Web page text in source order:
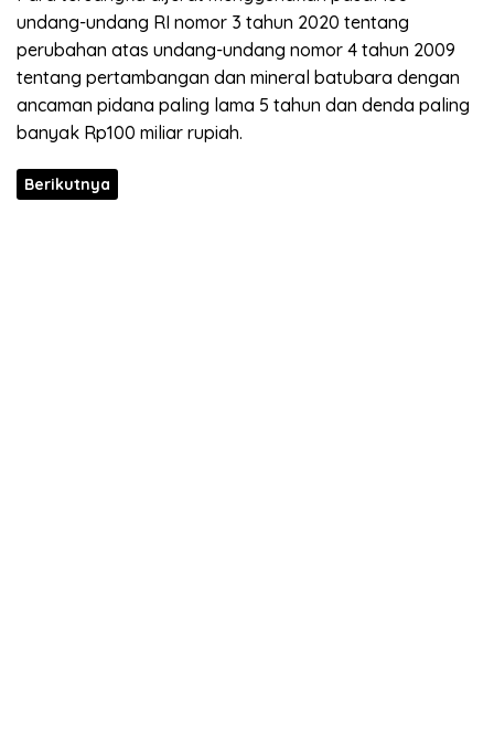
undang-undang RI nomor 3 tahun 2020 tentang
perubahan atas undang-undang nomor 4 tahun 2009
tentang pertambangan dan mineral batubara dengan
ancaman pidana paling lama 5 tahun dan denda paling
banyak Rp100 miliar rupiah.
Berikutnya